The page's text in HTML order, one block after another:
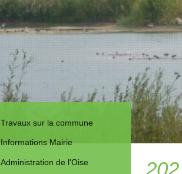
Travaux sur la commune
Informations Mairie
Administration de l'Oise